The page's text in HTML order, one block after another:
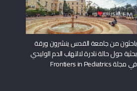
باحثون من جامعة القدس ينشرون ورقة
بحثية حول حالة نادرة لالتهاب الدم الوليدي
في مجلة Frontiers in Pediatrics